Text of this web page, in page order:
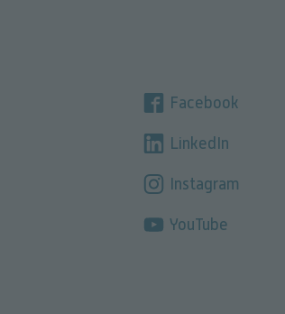
Facebook
LinkedIn
Instagram
YouTube